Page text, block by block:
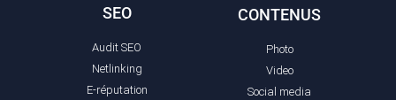
SEO
Audit SEO
Netlinking
E-réputation
CONTENUS
Photo
Video
Social media